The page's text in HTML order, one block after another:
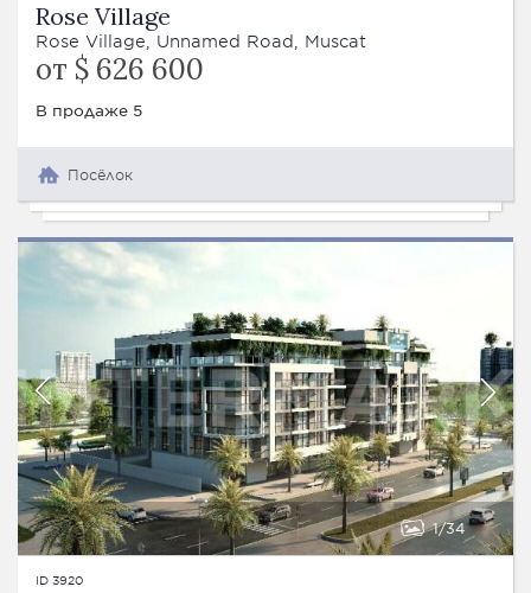
Rose Village
Rose Village, Unnamed Road, Muscat
от $ 626 600
В продаже 5
Посёлок
1 34
ID 3920